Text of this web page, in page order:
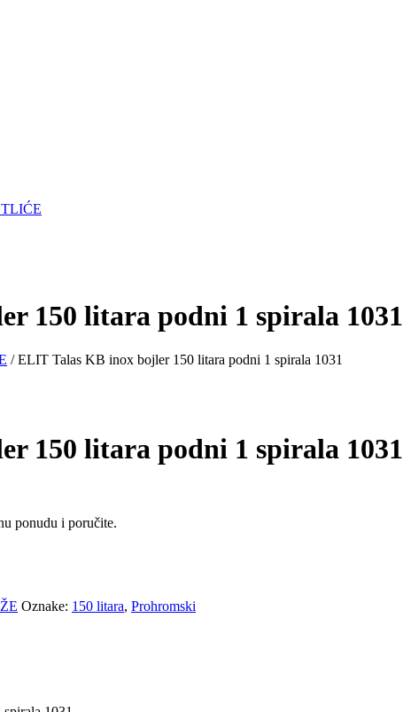
150 litara podni 1 spirala 1031
/ ELIT Talas KB inox bojler 150 litara podni 1 spirala 1031
150 litara podni 1 spirala 1031
ponudu i poručite.
Oznake: 150 litara, Prohromski